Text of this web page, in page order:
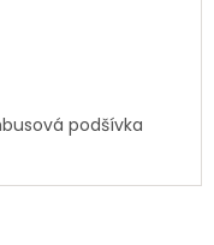
podšívka